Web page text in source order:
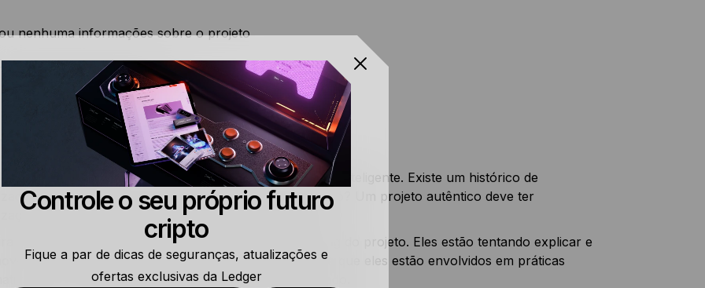
nenhuma informações sobre o projeto
informação de contato
confuso ou com má aparência
informação sobre a equipe por trás do projeto
a atividade de desenvolvimento do projeto no contrato inteligente. Existe um histórico de
dos códigos? O contrato inteligente já foi auditado? Um projeto autêntico deve ter
e auditorias regulares de contratos inteligentes.
a presença nas redes sociais e as táticas de marketing do projeto. Eles estão tentando explicar e
seu projeto de forma orgânica? Se você descobre que eles estão envolvidos em práticas
como o shilling, você precisa redobrar seu cuidado.
Controle o seu próprio futuro
cripto
Fique a par de dicas de seguranças, atualizações e
ofertas exclusivas da Ledger